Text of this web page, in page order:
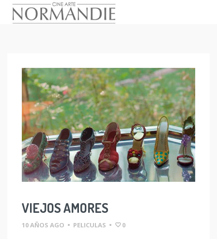
VIEJOS AMORES
10 AÑOS AGO • PELICULAS • 0